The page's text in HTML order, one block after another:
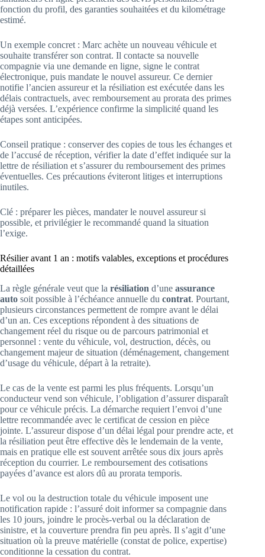
fonction du profil, des garanties souhaitées et du kilométrage
estimé.
Un exemple concret : Marc achète un nouveau véhicule et
souhaite transférer son contrat. Il contacte sa nouvelle
compagnie via une demande en ligne, signe le contrat
électronique, puis mandate le nouvel assureur. Ce dernier
notifie l’ancien assureur et la résiliation est exécutée dans les
délais contractuels, avec remboursement au prorata des primes
déjà versées. L’expérience confirme la simplicité quand les
étapes sont anticipées.
Conseil pratique : conserver des copies de tous les échanges et
de l’accusé de réception, vérifier la date d’effet indiquée sur la
lettre de résiliation et s’assurer du remboursement des primes
éventuelles. Ces précautions éviteront litiges et interruptions
inutiles.
Clé : préparer les pièces, mandater le nouvel assureur si
possible, et privilégier le recommandé quand la situation
l’exige.
Résilier avant 1 an : motifs valables, exceptions et procédures
détaillées
La règle générale veut que la résiliation d’une assurance
auto soit possible à l’échéance annuelle du contrat. Pourtant,
plusieurs circonstances permettent de rompre avant le délai
d’un an. Ces exceptions répondent à des situations de
changement réel du risque ou de parcours patrimonial et
personnel : vente du véhicule, vol, destruction, décès, ou
changement majeur de situation (déménagement, changement
d’usage du véhicule, départ à la retraite).
Le cas de la vente est parmi les plus fréquents. Lorsqu’un
conducteur vend son véhicule, l’obligation d’assurer disparaît
pour ce véhicule précis. La démarche requiert l’envoi d’une
lettre recommandée avec le certificat de cession en pièce
jointe. L’assureur dispose d’un délai légal pour prendre acte, et
la résiliation peut être effective dès le lendemain de la vente,
mais en pratique elle est souvent arrêtée sous dix jours après
réception du courrier. Le remboursement des cotisations
payées d’avance est alors dû au prorata temporis.
Le vol ou la destruction totale du véhicule imposent une
notification rapide : l’assuré doit informer sa compagnie dans
les 10 jours, joindre le procès-verbal ou la déclaration de
sinistre, et la couverture prendra fin peu après. Il s’agit d’une
situation où la preuve matérielle (constat de police, expertise)
conditionne la cessation du contrat.